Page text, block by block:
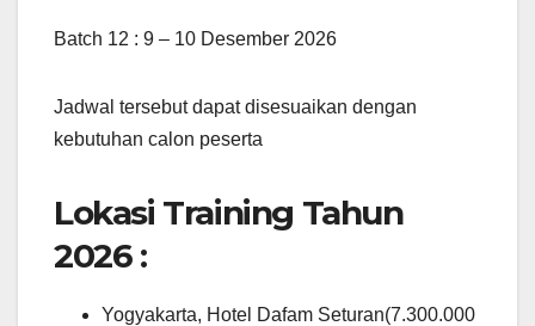
Batch 12 : 9 – 10 Desember 2026
Jadwal tersebut dapat disesuaikan dengan
kebutuhan calon peserta
Lokasi Training Tahun
2026 :
Yogyakarta, Hotel Dafam Seturan(7.300.000